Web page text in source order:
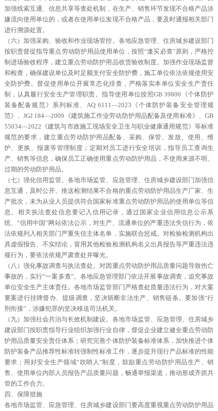
加强线索互通、信息共享等查处机制，在生产、销售环节发现不合格产品涉
嫌流向使用单位的，或者在使用单位发现不合格产品，要及时通报相关部门
进行溯源处置。
（六）加强采购、验收和作业现场管控。各地应急管理、住房城乡建设部门
按职责督促指导重点劳动防护用品使用单位，按照“逢买必查”原则，严格控
制进场验收程序，建立重点劳动防护用品收货验收制度。加强作业现场监督
和检查，确保建设单位及时足额支付安全防护费，施工单位依法依规使用安
全防护费。督促使用单位开展常态化排查，严格落实本单位安全生产责任
制，认真履行安全生产管理职责。指导使用单位按照GB 39800《个体防护
装备配备规范》系列标准、AQ 6111―2023《个体防护装备安全管理规
范》、JGJ 184—2009《建筑施工作业劳动防护用品配备及使用标准》、GB
55034—2022《建筑与市政施工现场安全卫生与职业健康通用规范》等标准
规范的要求，建立重点劳动防护用品配备、采购、保管、发放、使用、维
护、更换、报废等管理制度；定期对员工进行安全培训，指导员工查询生
产、销售等信息，确保员工正确使用重点劳动防护用品，不使用来源不明、
过期的劳动防护用品。
（七）强化信用监管。各地市场监管、应急管理、住房城乡建设部门加强信
息互通，及时公开、推送检测结果不合格的重点劳动防护用品生产厂家、生
产批次，未为从业人员提供符合国家标准重点劳动防护用品的使用单位等信
息。相关执法查处信息要记入信用记录，通过国家企业信用信息公示系
统、“信用中国”网站依法公示，对生产、流通单位的严重违法失信行为，依
法依规列入相关部门严重失信主体名单，实施联合惩戒。对检验检测机构出
具虚假报告、不实结论，冒用其他检验检测机构名义出具报告等严重违法违
规行为，要依法依规严肃查处并曝光。
（八）强化事故调查与执法查处。对因重点劳动防护用品质量问题导致伤亡
事故的，实行“一案多查”。各地应急管理部门依法开展事故调查，追究事故
单位安全生产主体责任。各地市场监管部门严格查处质量违法行为，对大案
要案进行挂牌督办、提级调查，坚决斩断非法生产、销售链条。要加强“行
刑衔接”，涉嫌犯罪的坚决移送司法机关。
（九）加强社会共治与长效机制建设。各地市场监管、应急管理、住房城乡
建设部门按职责指导行业组织加强行业自律，督促企业建立健全重点劳动防
护用品质量安全责任体系；研究完善个体防护装备标准体系，加快推进个体
防护装备产品推荐性标准转强制性标准工作，逐步提升现行产品标准的性能
要求；用好安全生产领域“吹哨人”制度，鼓励重点劳动防护用品生产、销
售、使用单位内部人员报告产品质量问题，畅通举报渠道，推动形成齐抓共
管的工作合力。
四、保障措施
各地市场监管、应急管理、住房城乡建设部门要高度重视重点劳动防护用品